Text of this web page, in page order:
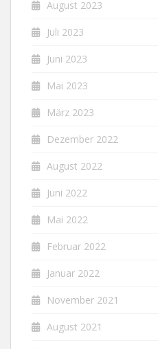
August 2023
Juli 2023
Juni 2023
Mai 2023
März 2023
Dezember 2022
August 2022
Juni 2022
Mai 2022
Februar 2022
Januar 2022
November 2021
August 2021